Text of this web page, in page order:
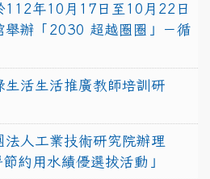
112年10月17日至10月22日
舉辦「2030 超越圈圈」－循
生活生活推廣教師培訓研
人工業技術研究院辦理
約用水績優選拔活動」